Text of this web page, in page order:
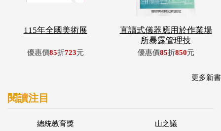
115年全國美術展
優惠價85折723元
直讀式儀器應用於作業場
所暴露管理技
優惠價85折850元
更多新書
閱讀注目
總統教育獎 山之議